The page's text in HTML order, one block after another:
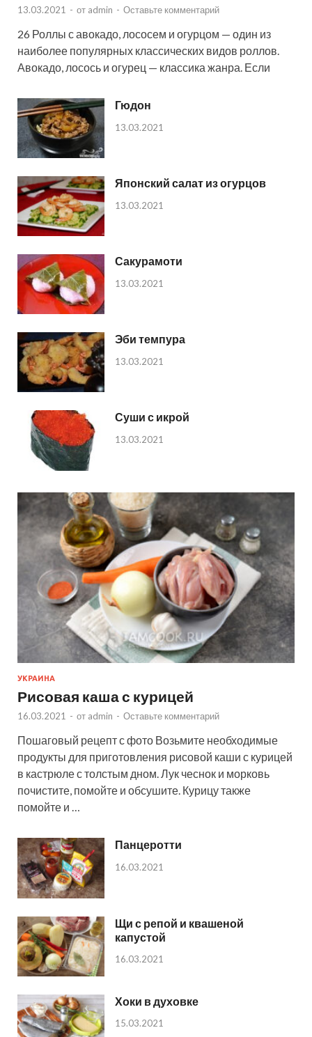
13.03.2021 - от admin - Оставьте комментарий
26 Роллы с авокадо, лососем и огурцом — один из
наиболее популярных классических видов роллов.
Авокадо, лосось и огурец — классика жанра. Если
Гюдон
13.03.2021
Японский салат из огурцов
13.03.2021
Сакурамоти
13.03.2021
Эби темпура
13.03.2021
Суши с икрой
13.03.2021
УКРАИНА
Рисовая каша с курицей
16.03.2021 - от admin - Оставьте комментарий
Пошаговый рецепт с фото Возьмите необходимые
продукты для приготовления рисовой каши с курицей
в кастрюле с толстым дном. Лук чеснок и морковь
почистите, помойте и обсушите. Курицу также
помойте и …
Панцеротти
16.03.2021
Щи с репой и квашеной
капустой
16.03.2021
Хоки в духовке
15.03.2021